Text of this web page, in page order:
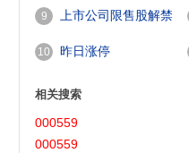
9 上市公司限售股解禁
一览
10 昨日涨停
相关搜索
000559
000559